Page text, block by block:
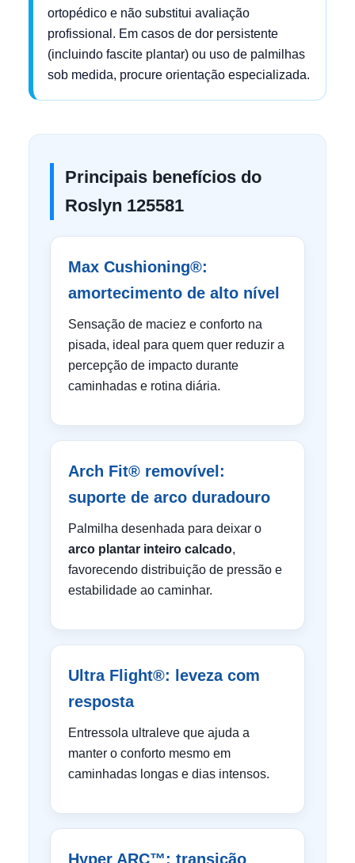
ortopédico e não substitui avaliação
profissional. Em casos de dor persistente
(incluindo fascite plantar) ou uso de palmilhas
sob medida, procure orientação especializada.
Principais benefícios do
Roslyn 125581
Max Cushioning®:
amortecimento de alto nível
Sensação de maciez e conforto na
pisada, ideal para quem quer reduzir a
percepção de impacto durante
caminhadas e rotina diária.
Arch Fit® removível:
suporte de arco duradouro
Palmilha desenhada para deixar o
arco plantar inteiro calcado,
favorecendo distribuição de pressão e
estabilidade ao caminhar.
Ultra Flight®: leveza com
resposta
Entressola ultraleve que ajuda a
manter o conforto mesmo em
caminhadas longas e dias intensos.
Hyper ARC™: transição